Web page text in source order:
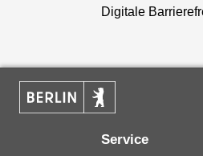
Digitale
Service